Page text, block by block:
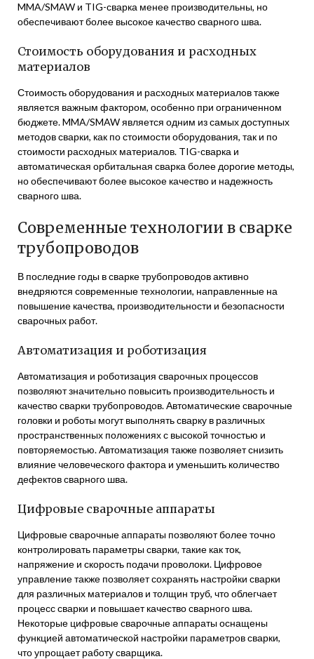
MMA/SMAW и TIG-сварка менее производительны, но
обеспечивают более высокое качество сварного шва.
Стоимость оборудования и расходных
материалов
Стоимость оборудования и расходных материалов также
является важным фактором, особенно при ограниченном
бюджете. MMA/SMAW является одним из самых доступных
методов сварки, как по стоимости оборудования, так и по
стоимости расходных материалов. TIG-сварка и
автоматическая орбитальная сварка более дорогие методы,
но обеспечивают более высокое качество и надежность
сварного шва.
Современные технологии в сварке
трубопроводов
В последние годы в сварке трубопроводов активно
внедряются современные технологии, направленные на
повышение качества, производительности и безопасности
сварочных работ.
Автоматизация и роботизация
Автоматизация и роботизация сварочных процессов
позволяют значительно повысить производительность и
качество сварки трубопроводов. Автоматические сварочные
головки и роботы могут выполнять сварку в различных
пространственных положениях с высокой точностью и
повторяемостью. Автоматизация также позволяет снизить
влияние человеческого фактора и уменьшить количество
дефектов сварного шва.
Цифровые сварочные аппараты
Цифровые сварочные аппараты позволяют более точно
контролировать параметры сварки, такие как ток,
напряжение и скорость подачи проволоки. Цифровое
управление также позволяет сохранять настройки сварки
для различных материалов и толщин труб, что облегчает
процесс сварки и повышает качество сварного шва.
Некоторые цифровые сварочные аппараты оснащены
функцией автоматической настройки параметров сварки,
что упрощает работу сварщика.